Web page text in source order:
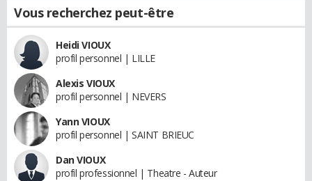
Vous recherchez peut-être
Heidi VIOUX
profil personnel | LILLE
Alexis VIOUX
profil personnel | NEVERS
Yann VIOUX
profil personnel | SAINT BRIEUC
Dan VIOUX
profil professionnel | Theatre - Auteur